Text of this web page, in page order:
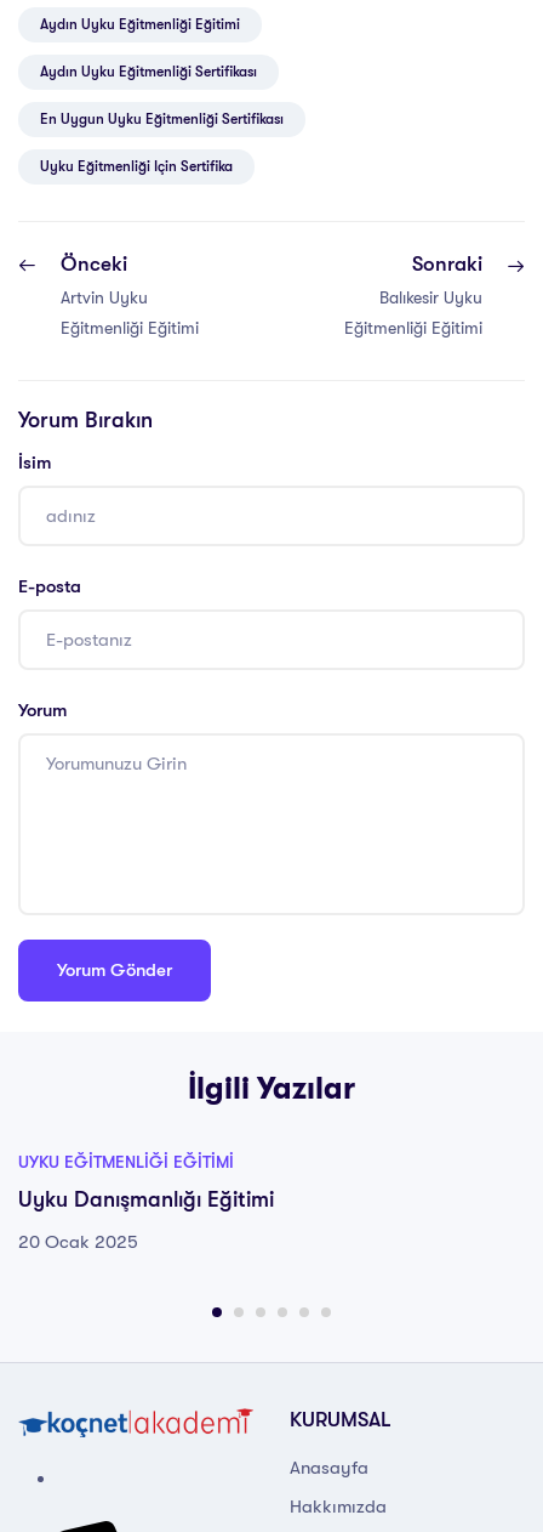
Aydın Uyku Eğitmenliği Eğitimi
Aydın Uyku Eğitmenliği Sertifikası
En Uygun Uyku Eğitmenliği Sertifikası
Uyku Eğitmenliği Için Sertifika
Önceki
Artvin Uyku
Eğitmenliği Eğitimi
Sonraki
Balıkesir Uyku
Eğitmenliği Eğitimi
Yorum Bırakın
İsim
E-posta
Yorum
İlgili Yazılar
UYKU EĞITMENLIĞI EĞITIMI
Uyku Danışmanlığı Eğitimi
20 Ocak 2025
KURUMSAL
Anasayfa
Hakkımızda